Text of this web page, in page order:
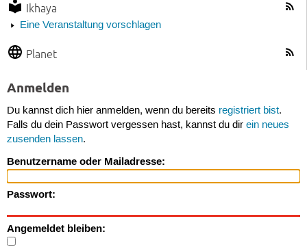
Ikhaya
Eine Veranstaltung vorschlagen
Planet
Anmelden
Du kannst dich hier anmelden, wenn du bereits registriert bist.
Falls du dein Passwort vergessen hast, kannst du dir ein neues
zusenden lassen.
Benutzername oder Mailadresse:
Passwort:
Angemeldet bleiben: